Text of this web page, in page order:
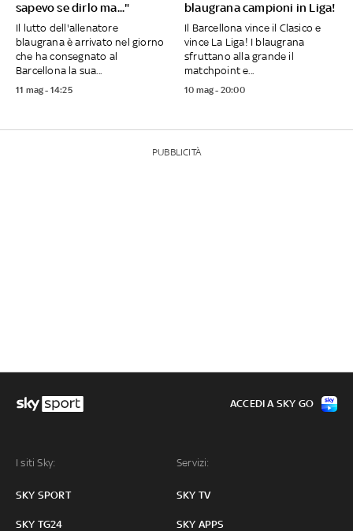
sapevo se dirlo ma..."
Il lutto dell'allenatore
blaugrana è arrivato nel giorno
che ha consegnato al
Barcellona la sua...
11 mag - 14:25
blaugrana campioni in Liga!
Il Barcellona vince il Clasico e
vince La Liga! I blaugrana
sfruttano alla grande il
matchpoint e...
10 mag - 20:00
PUBBLICITÀ
I siti Sky:
SKY SPORT
SKY TG24
Servizi:
SKY TV
SKY APPS
ACCEDI A SKY GO